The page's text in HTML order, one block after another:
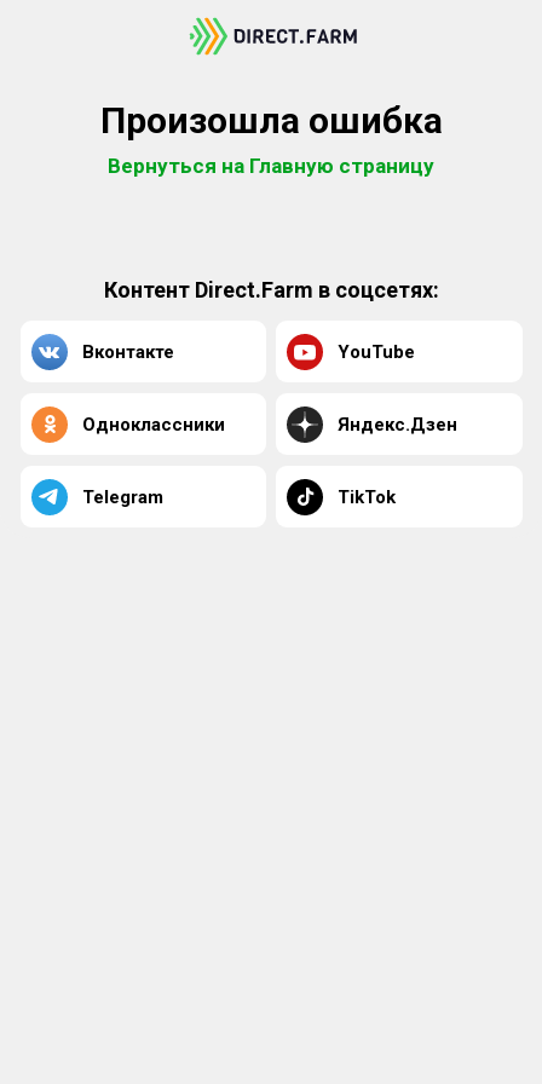
Произошла ошибка
Вернуться на Главную страницу
Контент Direct.Farm в соцсетях:
Вконтакте YouTube
Одноклассники Яндекс.Дзен
Telegram TikTok